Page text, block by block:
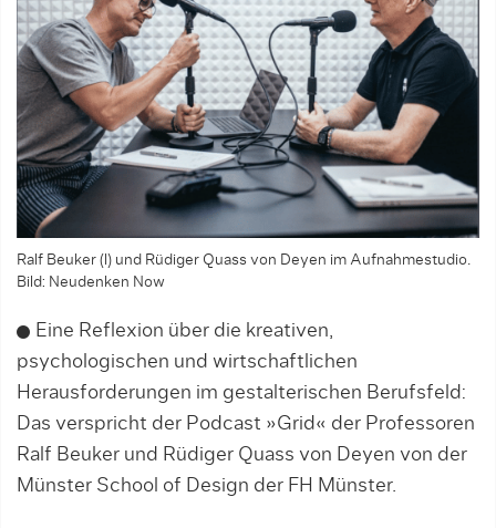
Ralf Beuker (l) und Rüdiger Quass von Deyen im Aufnahmestudio.
Bild: Neudenken Now
Eine Reflexion über die kreativen,
psychologischen und wirtschaftlichen
Herausforderungen im gestalterischen Berufsfeld:
Das verspricht der Podcast »Grid« der Professoren
Ralf Beuker und Rüdiger Quass von Deyen von der
Münster School of Design der FH Münster.